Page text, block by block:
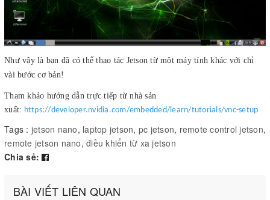
Như vậy là bạn đã có thể thao tác Jetson từ một máy tính khác với chỉ
vài bước cơ bản!
Tham khảo hướng dẫn trực tiếp từ nhà sản
xuất: https://developer.nvidia.com/embedded/learn/tutorials/vnc-setup
Tags : jetson nano, laptop jetson, pc jetson, remote control jetson,
remote jetson nano, điều khiển từ xa jetson
Chia sẻ:
BÀI VIẾT LIÊN QUAN